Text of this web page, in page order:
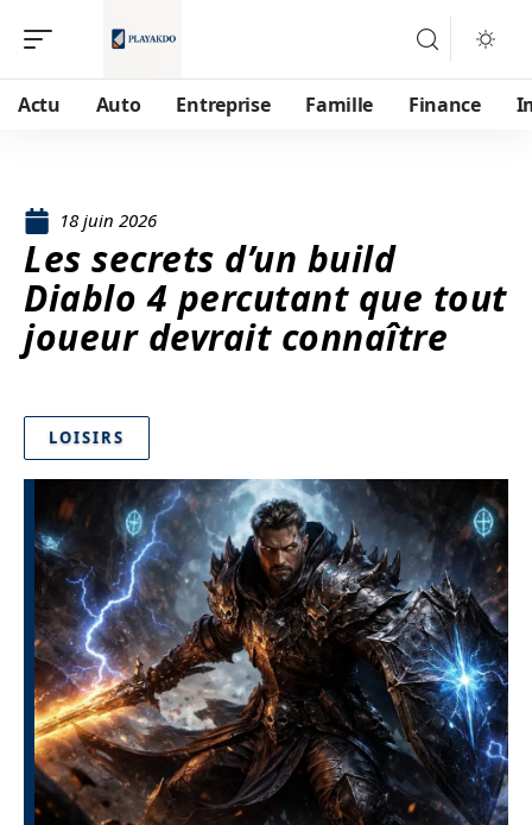
Actu Auto Entreprise Famille Finance
18 juin 2026
Les secrets d’un build
Diablo 4 percutant que tout
joueur devrait connaître
LOISIRS